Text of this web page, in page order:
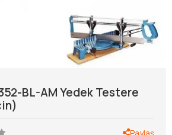
BL-AM Yedek Testere
Paylaş